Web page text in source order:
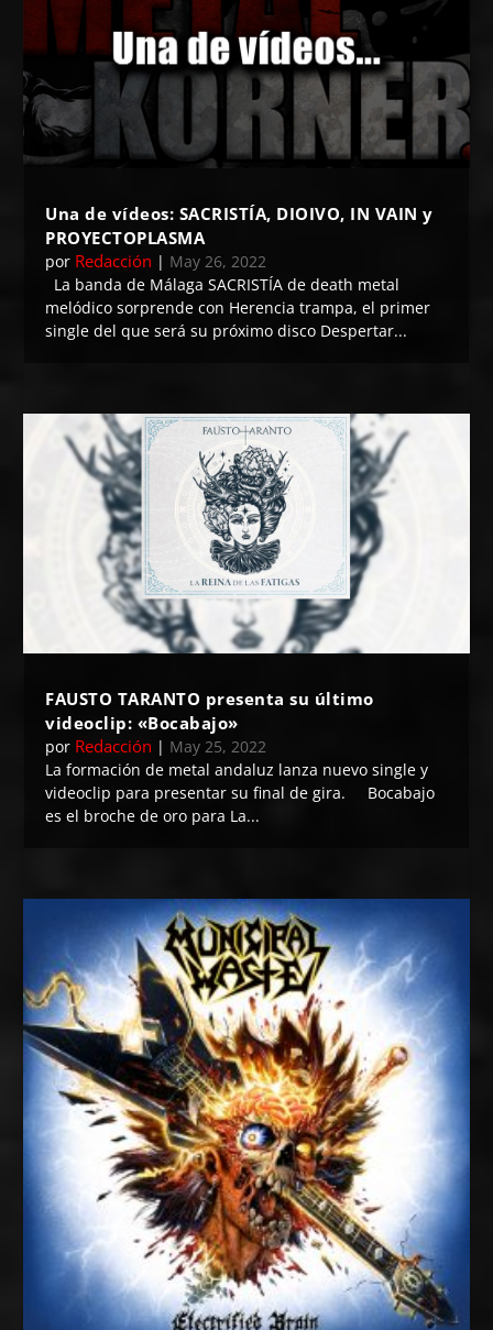
Una de vídeos: SACRISTÍA, DIOIVO, IN VAIN y
PROYECTOPLASMA
por Redacción | May 26, 2022
La banda de Málaga SACRISTÍA de death metal
melódico sorprende con Herencia trampa, el primer
single del que será su próximo disco Despertar...
FAUSTO TARANTO presenta su último
videoclip: «Bocabajo»
por Redacción | May 25, 2022
La formación de metal andaluz lanza nuevo single y
videoclip para presentar su final de gira. Bocabajo
es el broche de oro para La...